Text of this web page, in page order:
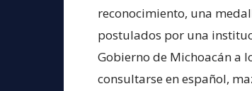
reconocimiento, una
postulados por una
Gobierno de Michoacán a
consultarse en español,